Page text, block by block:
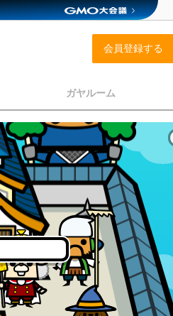
会員登録する
ガヤルーム